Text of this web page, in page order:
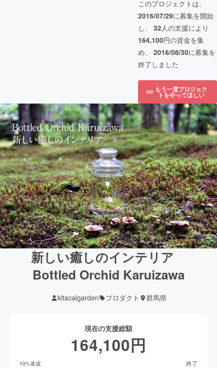
このプロジェクトは、
2016/07/29に募集を開始
し、 32人の支援により
164,100円の資金を集
め、 2016/08/30に募集を
終了しました
もう一度プロジェク
トをやってほしい
新しい癒しのインテリア
Bottled Orchid Karuizawa
kitacalgarden プロダクト 群馬県
現在の支援総額
164,100円
10%達成 終了